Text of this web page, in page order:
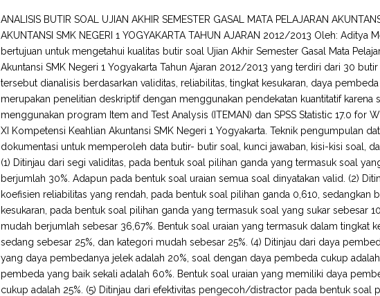
ANALISIS BUTIR SOAL UJIAN AKHIR SEMESTER GASAL MATA PELAJARAN
AKUNTANSI SMK NEGERI 1 YOGYAKARTA TAHUN AJARAN 2012/2013 Oleh:
bertujuan untuk mengetahui kualitas butir soal Ujian Akhir Semester Gasal Mata
Akuntansi SMK Negeri 1 Yogyakarta Tahun Ajaran 2012/2013 yang terdiri dari 30
tersebut dianalisis berdasarkan validitas, reliabilitas, tingkat kesukaran, daya
merupakan penelitian deskriptif dengan menggunakan pendekatan kuantitatif
menggunakan program Item and Test Analysis (ITEMAN) dan SPSS Statistic 17.0 for
XI Kompetensi Keahlian Akuntansi SMK Negeri 1 Yogyakarta. Teknik pengumpulan
dokumentasi untuk memperoleh data butir- butir soal, kunci jawaban, kisi-kisi soal,
(1) Ditinjau dari segi validitas, pada bentuk soal pilihan ganda yang termasuk soal
berjumlah 30%. Adapun pada bentuk soal uraian semua soal dinyatakan valid. (2)
koefisien reliabilitas yang rendah, pada bentuk soal pilihan ganda 0,610, sedangkan
kesukaran, pada bentuk soal pilihan ganda yang termasuk soal yang sukar sebesar
mudah berjumlah sebesar 36,67%. Bentuk soal uraian yang termasuk dalam tingkat
sedang sebesar 25%, dan kategori mudah sebesar 25%. (4) Ditinjau dari daya
yang daya pembedanya jelek adalah 20%, soal dengan daya pembeda cukup
pembeda yang baik sekali adalah 60%. Bentuk soal uraian yang memiliki daya
cukup adalah 25%. (5) Ditinjau dari efektivitas pengecoh/distractor pada bentuk